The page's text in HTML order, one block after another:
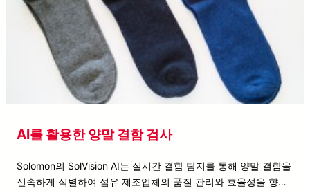
AI를 활용한 양말 결함 검사
Solomon의 SolVision AI는 실시간 결함 탐지를 통해 양말 결함을
신속하게 식별하여 섬유 제조업체의 품질 관리와 효율성을 향상